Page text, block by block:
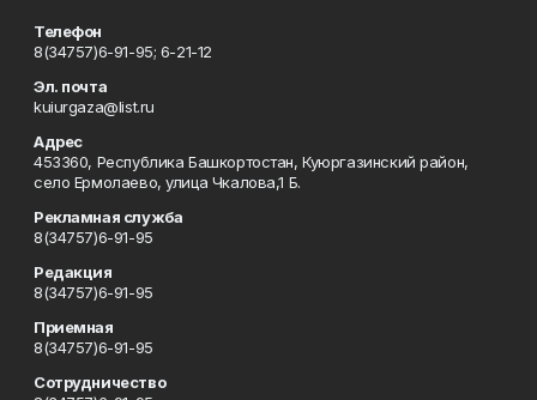
Телефон
8(34757)6-91-95; 6-21-12
Эл. почта
kuiurgaza@list.ru
Адрес
453360, Республика Башкортостан, Куюргазинский район,
село Ермолаево, улица Чкалова,1 Б.
Рекламная служба
8(34757)6-91-95
Редакция
8(34757)6-91-95
Приемная
8(34757)6-91-95
Сотрудничество